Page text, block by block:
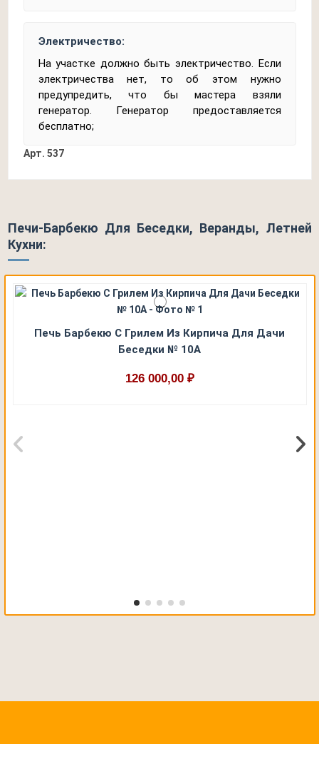
Электричество:
На участке должно быть электричество. Если
электричества нет, то об этом нужно
предупредить, что бы мастера взяли
генератор. Генератор предоставляется
бесплатно;
Арт. 537
Печи-Барбекю Для Беседки, Веранды, Летней
Кухни:
Печь Барбекю С Грилем Из Кирпича Для Дачи
Беседки № 10А
126 000,00 ₽